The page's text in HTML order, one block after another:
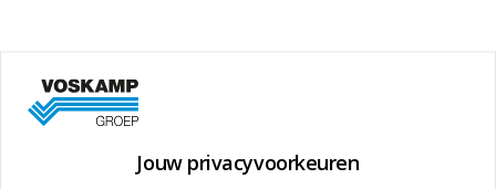
De medewerkers van Plegt-Vos Houtindustrie grijpen
stelling! Ook altijd de juiste producten op voorraad
Jouw privacyvoorkeuren